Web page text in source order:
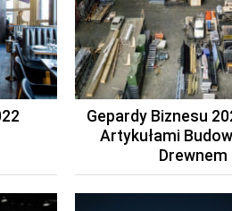
Gepardy Biznesu
Artykułami
Drewnem